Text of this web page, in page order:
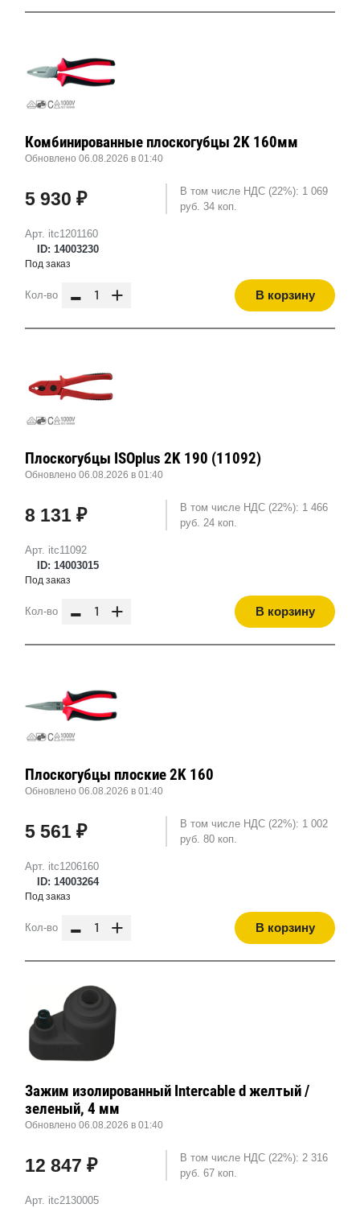
Арт. itc1201160
ID: 14003230
Комбинированные плоскогубцы 2K 160мм
Обновлено 06.08.2026 в 01:40
5 930 ₽
В том числе НДС (22%): 1 069
руб. 34 коп.
Под заказ
Кол-во - + В корзину
Арт. itc11092
ID: 14003015
Плоскогубцы ISOplus 2K 190 (11092)
Обновлено 06.08.2026 в 01:40
8 131 ₽
В том числе НДС (22%): 1 466
руб. 24 коп.
Под заказ
Кол-во - + В корзину
Арт. itc1206160
ID: 14003264
Плоскогубцы плоские 2K 160
Обновлено 06.08.2026 в 01:40
5 561 ₽
В том числе НДС (22%): 1 002
руб. 80 коп.
Под заказ
Кол-во - + В корзину
Арт. itc2130005
Зажим изолированный Intercable d желтый /
зеленый, 4 мм
Обновлено 06.08.2026 в 01:40
12 847 ₽
В том числе НДС (22%): 2 316
руб. 67 коп.